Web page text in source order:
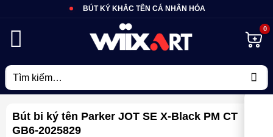
BÚT KÝ KHẮC TÊN CÁ NHÂN HÓA
Tìm
kiếm:
Bút bi ký tên Parker JOT SE X-Black PM CT
GB6-2025829